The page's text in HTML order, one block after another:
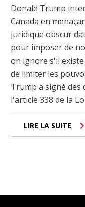
Donald Trump
Canada en
juridique obscur
pour imposer de
on ignore s'il
de limiter les
Trump a signé des
l'article 338 de la
LIRE LA SUITE